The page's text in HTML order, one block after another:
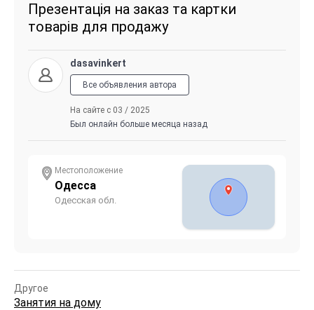
Презентація на заказ та картки
товарів для продажу
dasavinkert
Все объявления автора
На сайте с 03 / 2025
Был онлайн больше месяца назад
Местоположение
Одесса
Одесская обл.
Другое
Занятия на дому